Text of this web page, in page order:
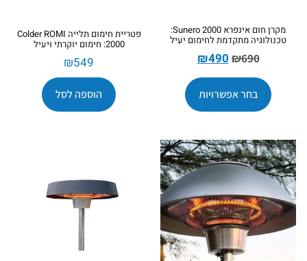
מקרן חום אינפרא Sunero 2000:
טכנולוגיה מתקדמת לחימום יעיל
₪690
₪490
בחר אפשרויות
פטריית חימום תלייה Colder ROMI
2000: חימום יוקרתי ויעיל
₪549
הוספה לסל